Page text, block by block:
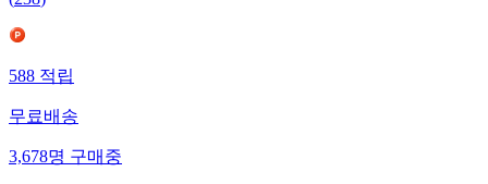
588 적립
무료배송
3,678명 구매중